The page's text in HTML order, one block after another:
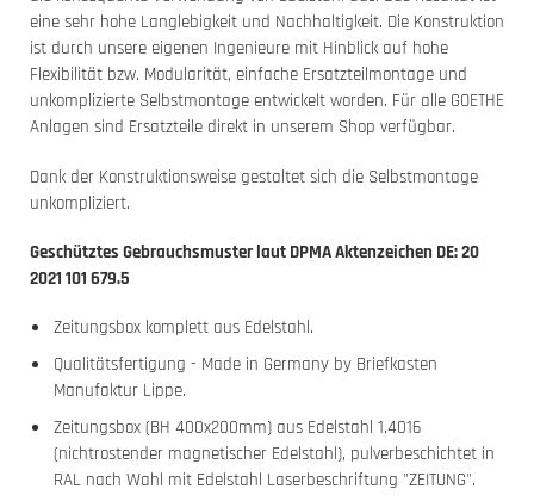
eine sehr hohe Langlebigkeit und Nachhaltigkeit. Die Konstruktion
ist durch unsere eigenen Ingenieure mit Hinblick auf hohe
Flexibilität bzw. Modularität, einfache Ersatzteilmontage und
unkomplizierte Selbstmontage entwickelt worden. Für alle GOETHE
Anlagen sind Ersatzteile direkt in unserem Shop verfügbar.
Dank der Konstruktionsweise gestaltet sich die Selbstmontage
unkompliziert.
Geschütztes Gebrauchsmuster laut DPMA Aktenzeichen DE: 20
2021 101 679.5
Zeitungsbox komplett aus Edelstahl.
Qualitätsfertigung - Made in Germany by Briefkasten
Manufaktur Lippe.
Zeitungsbox (BH 400x200mm) aus Edelstahl 1.4016
(nichtrostender magnetischer Edelstahl), pulverbeschichtet in
RAL nach Wahl mit Edelstahl Laserbeschriftung "ZEITUNG".